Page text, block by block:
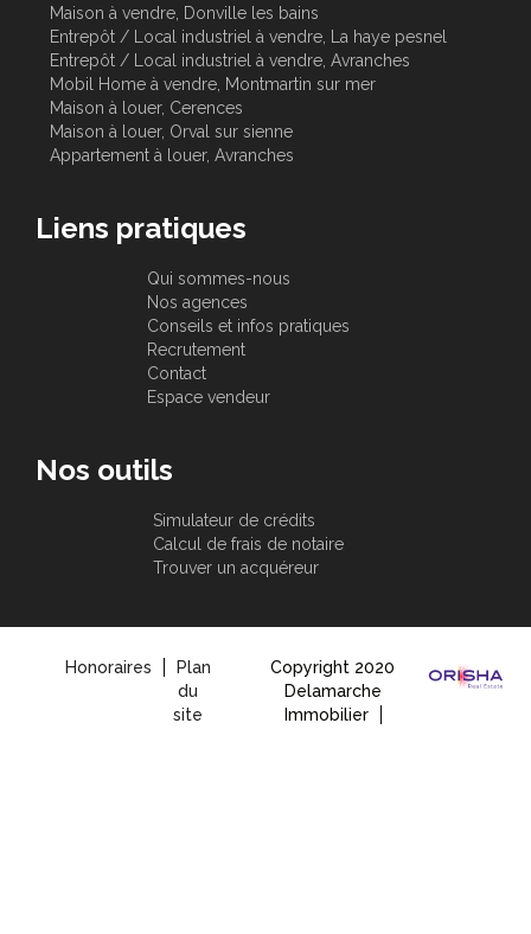
Maison à vendre, Donville les bains
Entrepôt / Local industriel à vendre, La haye pesnel
Entrepôt / Local industriel à vendre, Avranches
Mobil Home à vendre, Montmartin sur mer
Maison à louer, Cerences
Maison à louer, Orval sur sienne
Appartement à louer, Avranches
Liens pratiques
Qui sommes-nous
Nos agences
Conseils et infos pratiques
Recrutement
Contact
Espace vendeur
Nos outils
Simulateur de crédits
Calcul de frais de notaire
Trouver un acquéreur
Honoraires
Plan
du
site
Copyright 2020
Delamarche
Immobilier